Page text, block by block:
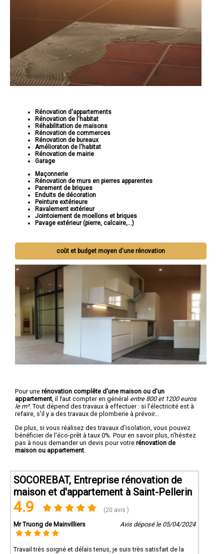
Rénovation d'appartements
Rénovation de l'habitat
Réhabilitation de maisons
Rénovation de commerces
Rénovation de bureaux
Amélioraton de l'habitat
Rénovation de mairie
Garage
Maçonnerie
Rénovation de murs en pierres apparentes
Parement de briques
Enduits de décoration
Peinture extérieure
Ravalement extérieur
Jointoiement de moellons et briques
Pavage extérieur (pierre, calcaire,...)
coût et budget moyen d'une rénovation
Pour une rénovation complête d'une maison ou d'un
appartement , il faut compter en général entre 800 et 1200 euros
le m². Tout dépend des travaux à effectuer : si l'électricité est à
refaire, s'il y a des travaux de plomberie à prévoir...
De plus, si vous réalisez des travaux d'isolation, vous pouvez
bénéficier de l'éco-prêt à taux 0%. Pour en savoir plus, n'hésitez
pas à nous demander un devis pour votre rénovation de
maison ou appartement
SOCOREBAT, Entreprise rénovation de
maison et d'appartement à Saint-Pellerin
4.9 (20 avis )
Mr Truong de Mainvilliers Avis déposé le 05/04/2024
Travail très soigné et délais tenus, je suis très satisfait de la